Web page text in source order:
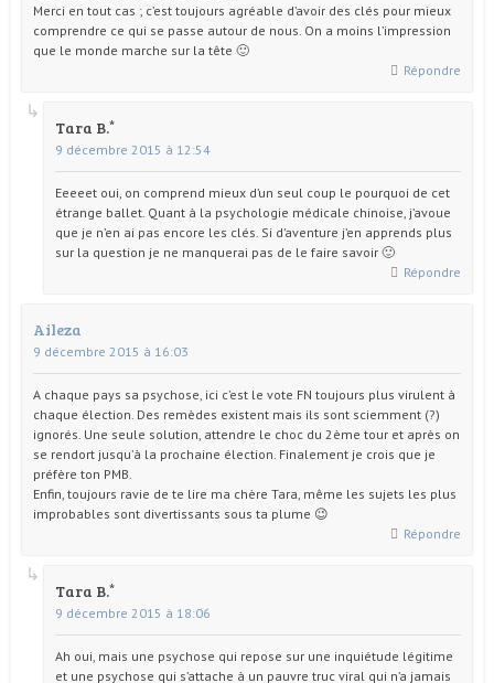
Merci en tout cas ; c’est toujours agréable d’avoir des clés pour mieux
comprendre ce qui se passe autour de nous. On a moins l’impression
que le monde marche sur la tête 🙂
Répondre
Tara B.
9 décembre 2015 à 12:54
Eeeeet oui, on comprend mieux d’un seul coup le pourquoi de cet
étrange ballet. Quant à la psychologie médicale chinoise, j’avoue
que je n’en ai pas encore les clés. Si d’aventure j’en apprends plus
sur la question je ne manquerai pas de le faire savoir 🙂
Répondre
Aileza
9 décembre 2015 à 16:03
A chaque pays sa psychose, ici c’est le vote FN toujours plus virulent à
chaque élection. Des remèdes existent mais ils sont sciemment (?)
ignorés. Une seule solution, attendre le choc du 2ème tour et après on
se rendort jusqu’à la prochaine élection. Finalement je crois que je
préfère ton PMB.
Enfin, toujours ravie de te lire ma chère Tara, même les sujets les plus
improbables sont divertissants sous ta plume 😉
Répondre
Tara B.
9 décembre 2015 à 18:06
Ah oui, mais une psychose qui repose sur une inquiétude légitime
et une psychose qui s’attache à un pauvre truc viral qui n’a jamais